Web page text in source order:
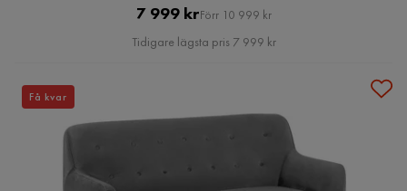
Pris
7 999 krOriginal
Pris
Förr 10 999 kr
Tidigare lägsta pris 7 999 kr
Få kvar